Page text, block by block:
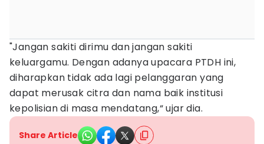
"Jangan sakiti dirimu dan jangan sakiti
keluargamu. Dengan adanya upacara PTDH ini,
diharapkan tidak ada lagi pelanggaran yang
dapat merusak citra dan nama baik institusi
kepolisian di masa mendatang,“ ujar dia.
Share Article